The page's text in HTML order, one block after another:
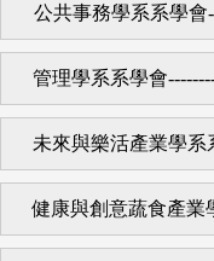
公共事務學系系學會
管理學系系學會
未來與樂活產業學系
健康與創意蔬食產業